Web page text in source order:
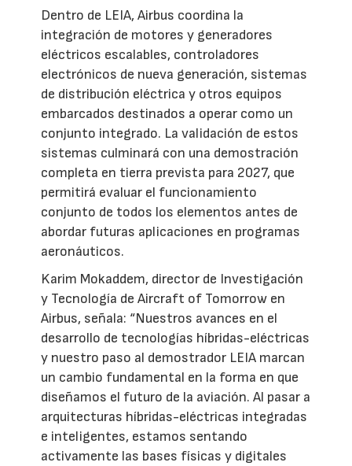
Dentro de LEIA, Airbus coordina la
integración de motores y generadores
eléctricos escalables, controladores
electrónicos de nueva generación, sistemas
de distribución eléctrica y otros equipos
embarcados destinados a operar como un
conjunto integrado. La validación de estos
sistemas culminará con una demostración
completa en tierra prevista para 2027, que
permitirá evaluar el funcionamiento
conjunto de todos los elementos antes de
abordar futuras aplicaciones en programas
aeronáuticos.
Karim Mokaddem, director de Investigación
y Tecnología de Aircraft of Tomorrow en
Airbus, señala: “Nuestros avances en el
desarrollo de tecnologías híbridas-eléctricas
y nuestro paso al demostrador LEIA marcan
un cambio fundamental en la forma en que
diseñamos el futuro de la aviación. Al pasar a
arquitecturas híbridas-eléctricas integradas
e inteligentes, estamos sentando
activamente las bases físicas y digitales